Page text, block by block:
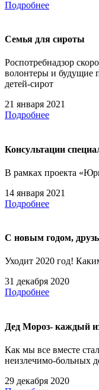
Подробнее
Семья для сироты
Роспотребнадзор
волонтеры и будущие
детей-сирот
21 января 2021
Подробнее
Консультации
В рамках проекта
14 января 2021
Подробнее
С новым годом,
Уходит 2020 год!
31 декабря 2020
Подробнее
Дед Мороз- каждый
Как мы все вместе
неизлечимо-больных
29 декабря 2020